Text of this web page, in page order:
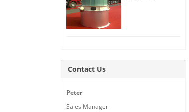
Contact Us
Peter
Sales Manager